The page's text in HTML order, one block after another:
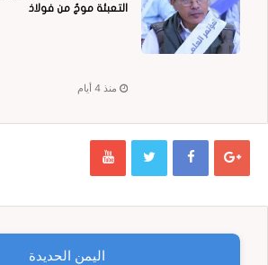
التعبئة موجٌ من فولاذ
منذ 4 أيام
اليمن الحديدة